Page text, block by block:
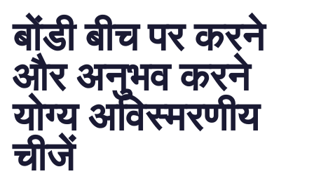
दुकान की योजना
ई-सिम के बारे में
खानाबदोश eSIM क्यों
बोंडी बीच पर करने
और अनुभव करने
योग्य अविस्मरणीय
चीजें